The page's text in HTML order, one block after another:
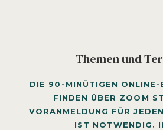
Themen und
DIE 90-MINÜTIGEN ONLINE-
FINDEN ÜBER ZOOM
VORANMELDUNG FÜR
IST NOTWENDIG.